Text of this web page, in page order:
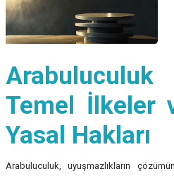
Arabuluculuk
Temel İlkeler
Yasal Hakları
Arabuluculuk, uyuşmazlıkların